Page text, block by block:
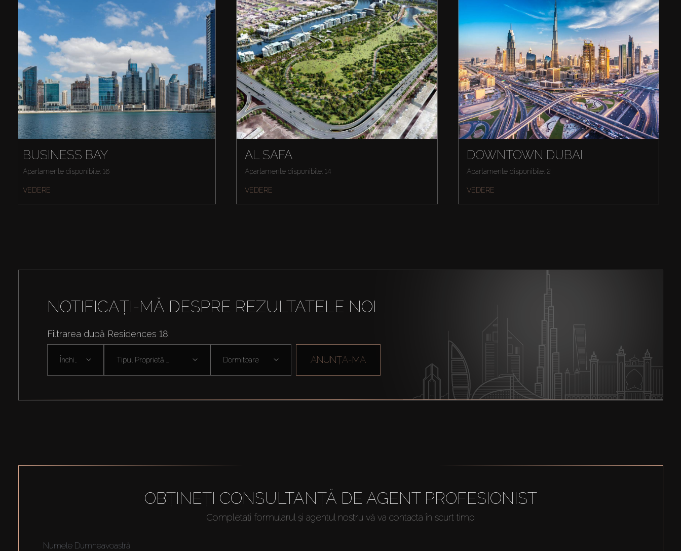
BUSINESS BAY
Apartamente disponibile: 16
VEDERE
AL SAFA
Apartamente disponibile: 14
VEDERE
DOWNTOWN DUBAI
Apartamente disponibile: 2
VEDERE
NOTIFICAȚI-MĂ DESPRE REZULTATELE NOI
Filtrarea după Residences 18:
Tipul Proprietă ... Dormitoare ANUNȚA-MA
OBȚINEȚI CONSULTANȚĂ DE AGENT PROFESIONIST
Completați formularul și agentul nostru vă va contacta în scurt timp